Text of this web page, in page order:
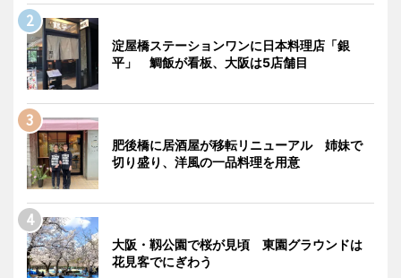
淀屋橋ステーションワンに日本料理店「銀
平」 鯛飯が看板、大阪は5店舗目
肥後橋に居酒屋が移転リニューアル 姉妹で
切り盛り、洋風の一品料理を用意
大阪・靱公園で桜が見頃 東園グラウンドは
花見客でにぎわう